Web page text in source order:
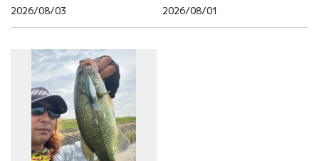
2026/08/03 2026/08/01